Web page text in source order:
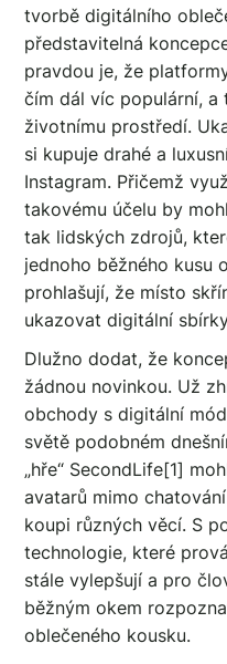
tvorbě digitálního
představitelná
pravdou je, že
čím dál víc populární,
životnímu prostředí.
si kupuje drahé a
Instagram. Přičemž
takovému účelu by
tak lidských zdrojů,
jednoho běžného kusu
prohlašují, že místo
ukazovat digitální
Dlužno dodat, že
žádnou novinkou. Už
obchody s digitální
světě podobném
„hře“ SecondLife[1]
avatarů mimo
koupi různých věcí. S
technologie, které
stále vylepšují a pro
běžným okem
oblečeného kousku.